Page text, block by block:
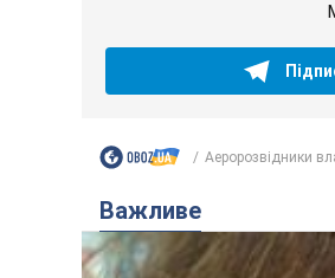
Аеророзвідники
Важливе